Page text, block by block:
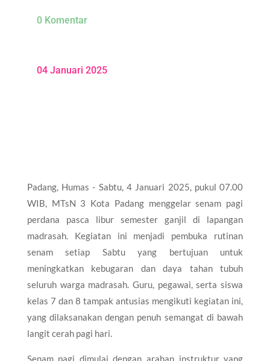
0 Komentar
04 Januari 2025
Padang, Humas - Sabtu, 4 Januari 2025, pukul 07.00
WIB, MTsN 3 Kota Padang menggelar senam pagi
perdana pasca libur semester ganjil di lapangan
madrasah. Kegiatan ini menjadi pembuka rutinan
senam setiap Sabtu yang bertujuan untuk
meningkatkan kebugaran dan daya tahan tubuh
seluruh warga madrasah. Guru, pegawai, serta siswa
kelas 7 dan 8 tampak antusias mengikuti kegiatan ini,
yang dilaksanakan dengan penuh semangat di bawah
langit cerah pagi hari.
Senam pagi dimulai dengan arahan instruktur yang